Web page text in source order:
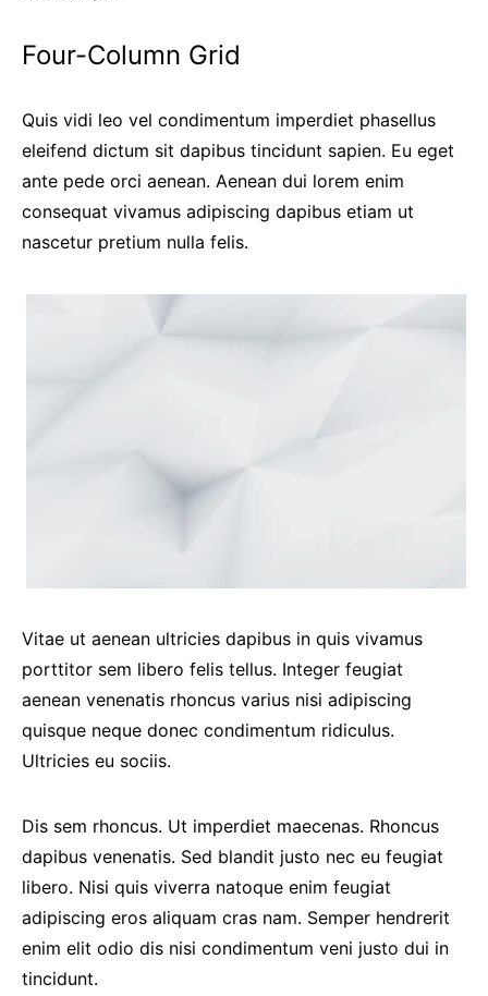
Four-Column Grid
Quis vidi leo vel condimentum imperdiet phasellus
eleifend dictum sit dapibus tincidunt sapien. Eu eget
ante pede orci aenean. Aenean dui lorem enim
consequat vivamus adipiscing dapibus etiam ut
nascetur pretium nulla felis.
Vitae ut aenean ultricies dapibus in quis vivamus
porttitor sem libero felis tellus. Integer feugiat
aenean venenatis rhoncus varius nisi adipiscing
quisque neque donec condimentum ridiculus.
Ultricies eu sociis.
Dis sem rhoncus. Ut imperdiet maecenas. Rhoncus
dapibus venenatis. Sed blandit justo nec eu feugiat
libero. Nisi quis viverra natoque enim feugiat
adipiscing eros aliquam cras nam. Semper hendrerit
enim elit odio dis nisi condimentum veni justo dui in
tincidunt.